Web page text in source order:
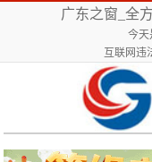
广东之窗_全
今天
互联网违